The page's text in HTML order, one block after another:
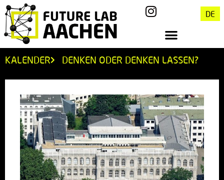
DE
KALENDER DENKEN ODER DENKEN LASSEN?